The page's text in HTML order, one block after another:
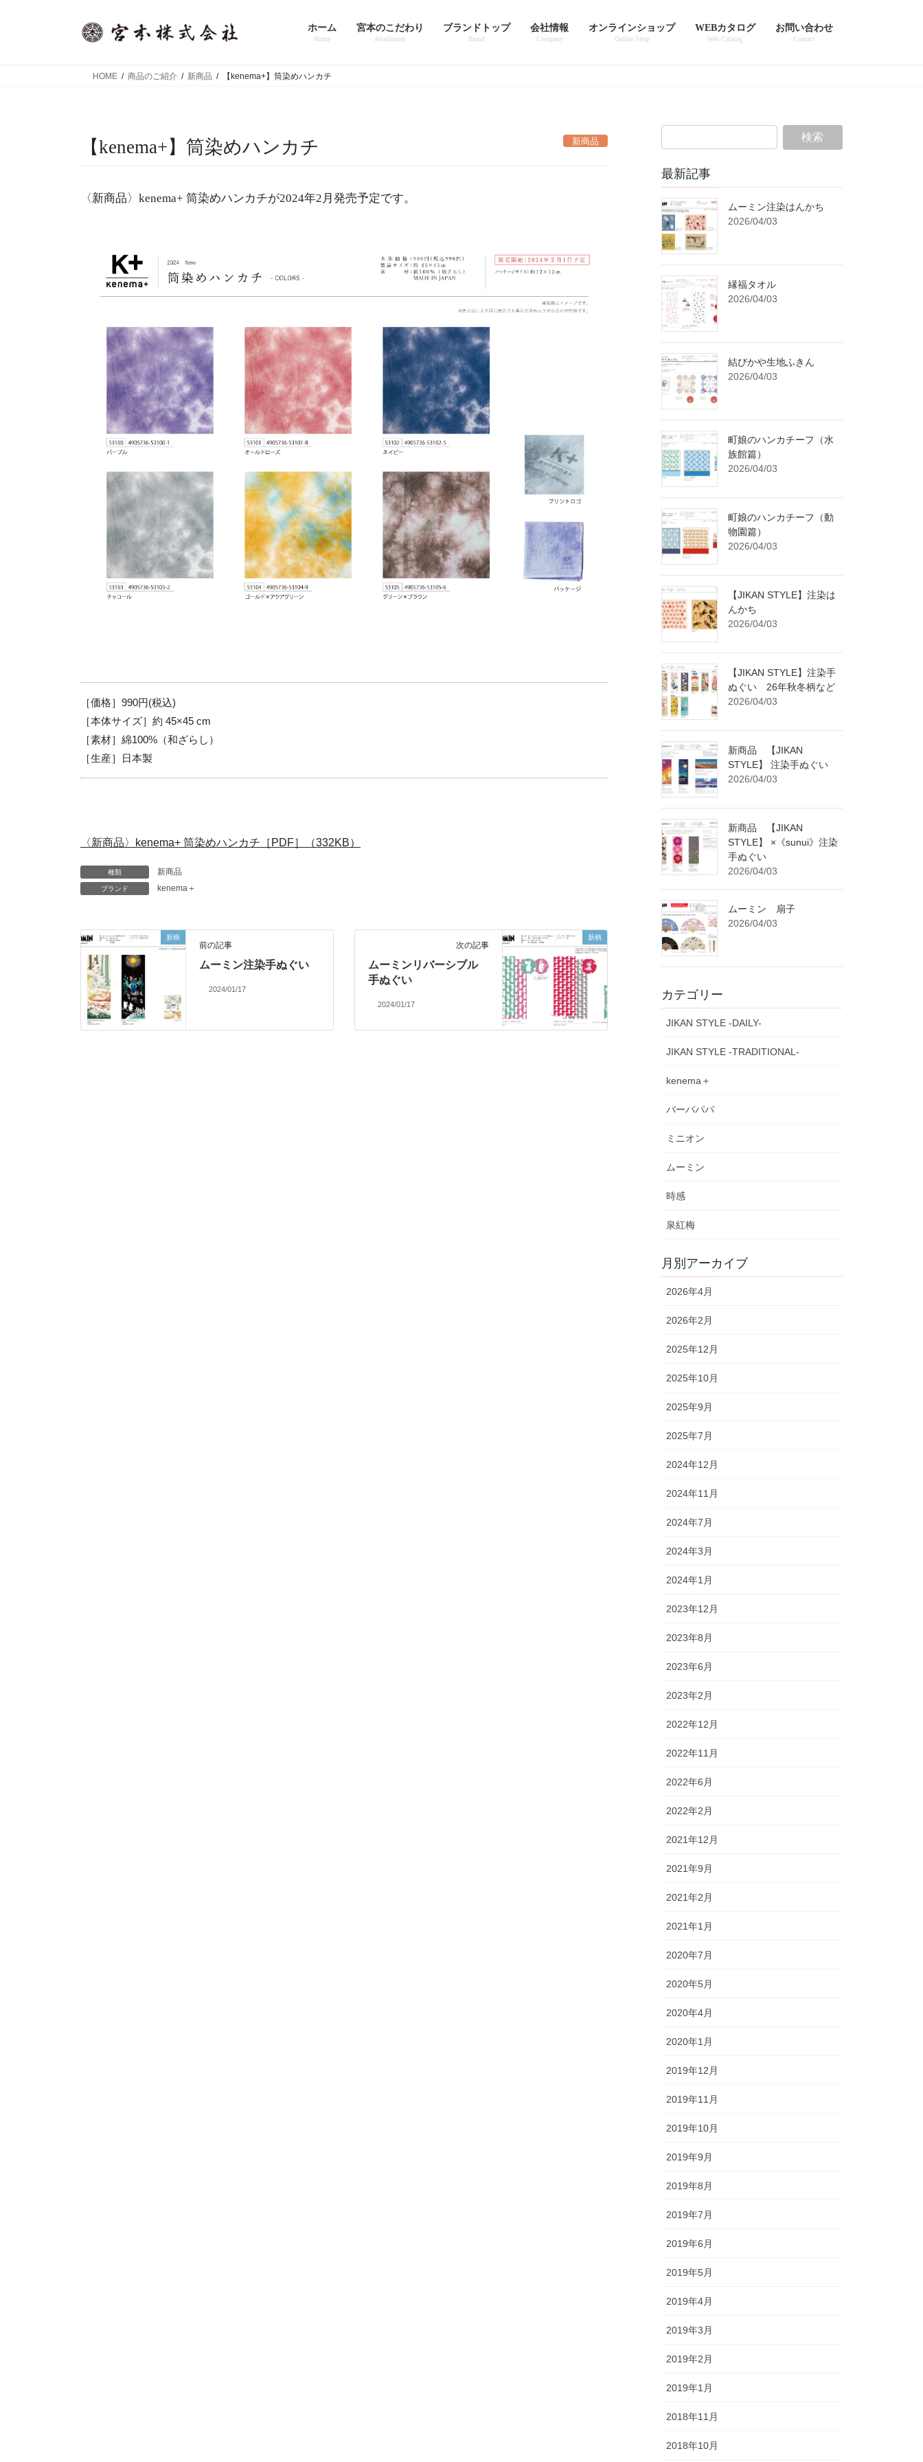
ホーム
Home
宮本のこだわり
Attachment
ブランドトップ
Brand
会社情報
Company
オンラインショップ
Online Shop
WEBカタログ
Web Catalog
お問い合わせ
Contact
HOME 商品のご紹介 新商品 【kenema+】筒染めハンカチ
新商品
【kenema+】筒染めハンカチ
〈新商品〉kenema+ 筒染めハンカチが2024年2月発売予定です。
［価格］990円(税込)
［本体サイズ］約 45×45 cm
［素材］綿100%（和ざらし）
［生産］日本製
〈新商品〉kenema+ 筒染めハンカチ［PDF］（332KB）
種類 新商品
ブランド kenema＋
新柄
前の記事
ムーミン注染手ぬぐい
2024/01/17
新柄
次の記事
ムーミンリバーシブル
手ぬぐい
2024/01/17
最新記事
ムーミン注染はんかち
2026/04/03
縁福タオル
2026/04/03
結びかや生地ふきん
2026/04/03
町娘のハンカチーフ（水
族館篇）
2026/04/03
町娘のハンカチーフ（動
物園篇）
2026/04/03
【JIKAN STYLE】注染は
んかち
2026/04/03
【JIKAN STYLE】注染手
ぬぐい 26年秋冬柄など
2026/04/03
新商品 【JIKAN
STYLE】 注染手ぬぐい
2026/04/03
新商品 【JIKAN
STYLE】 ×《sunui》注染
手ぬぐい
2026/04/03
ムーミン 扇子
2026/04/03
カテゴリー
JIKAN STYLE -DAILY-
JIKAN STYLE -TRADITIONAL-
kenema＋
バーバパパ
ミニオン
ムーミン
時感
泉紅梅
月別アーカイブ
2026年4月
2026年2月
2025年12月
2025年10月
2025年9月
2025年7月
2024年12月
2024年11月
2024年7月
2024年3月
2024年1月
2023年12月
2023年8月
2023年6月
2023年2月
2022年12月
2022年11月
2022年6月
2022年2月
2021年12月
2021年9月
2021年2月
2021年1月
2020年7月
2020年5月
2020年4月
2020年1月
2019年12月
2019年11月
2019年10月
2019年9月
2019年8月
2019年7月
2019年6月
2019年5月
2019年4月
2019年3月
2019年2月
2019年1月
2018年11月
2018年10月